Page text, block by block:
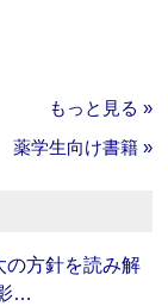
もっと見る »
薬学生向け書籍 »
の方針を読み解
…